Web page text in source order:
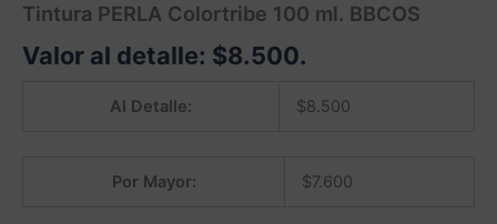
Tintura PERLA Colortribe 100 ml. BBCOS
Valor al detalle: $8.500.
Al Detalle: $8.500
Por Mayor: $7.600